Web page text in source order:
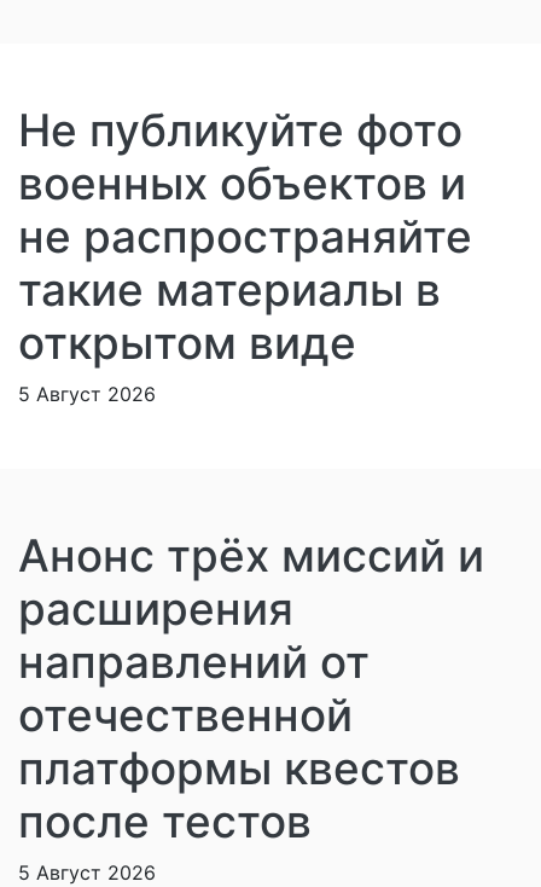
Не публикуйте фото
военных объектов и
не распространяйте
такие материалы в
открытом виде
5 Август 2026
Анонс трёх миссий и
расширения
направлений от
отечественной
платформы квестов
после тестов
5 Август 2026